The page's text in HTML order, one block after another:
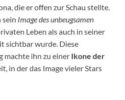
die er offen zur Schau stellte.
sein Image des unbeugsamen
Leben als auch in seiner
sichtbar wurde. Diese
machte ihn zu einer Ikone der
in der das Image vieler Stars